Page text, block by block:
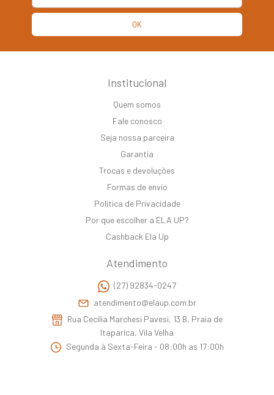
Institucional
Quem somos
Fale conosco
Seja nossa parceira
Garantia
Trocas e devoluções
Formas de envio
Politica de Privacidade
Por que escolher a ELA UP?
Cashback Ela Up
Atendimento
(27) 92834-0247
atendimento@elaup.com.br
Rua Cecilia Marchesi Pavesi, 13 B, Praia de
Itaparica, Vila Velha
Segunda à Sexta-Feira - 08:00h as 17:00h